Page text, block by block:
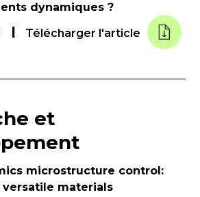
dynamiques ?
Télécharger l'article
et
microstructure control:
materials